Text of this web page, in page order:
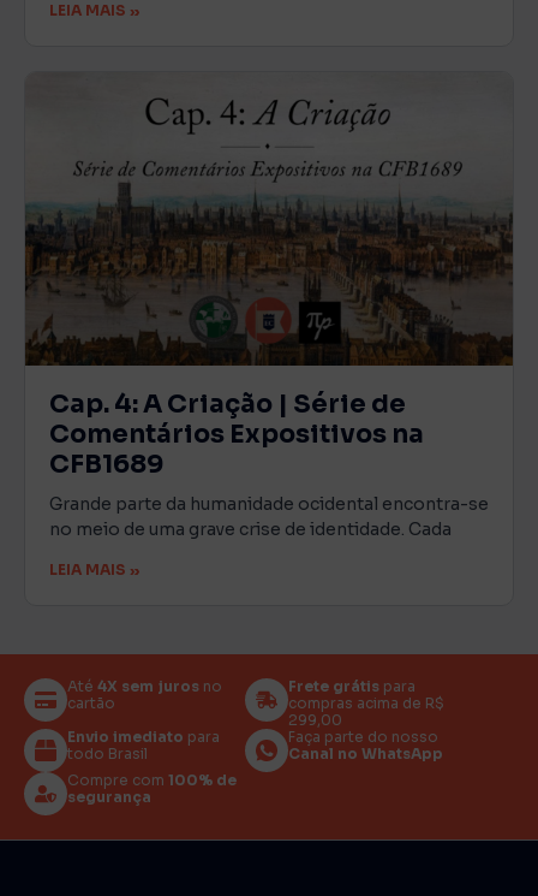
LEIA MAIS »
Cap. 4: A Criação | Série de
Comentários Expositivos na
CFB1689
Grande parte da humanidade ocidental encontra-se
no meio de uma grave crise de identidade. Cada
LEIA MAIS »
Até 4X sem juros no
cartão
Frete grátis para
compras acima de R$
299,00
Envio imediato para
todo Brasil
Faça parte do nosso
Canal no WhatsApp
Compre com 100% de
segurança